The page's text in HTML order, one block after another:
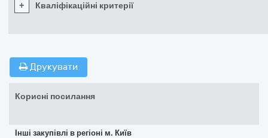
+ Кваліфікаційні критерії
Друкувати
Корисні посилання
Інші закупівлі в регіоні м. Київ